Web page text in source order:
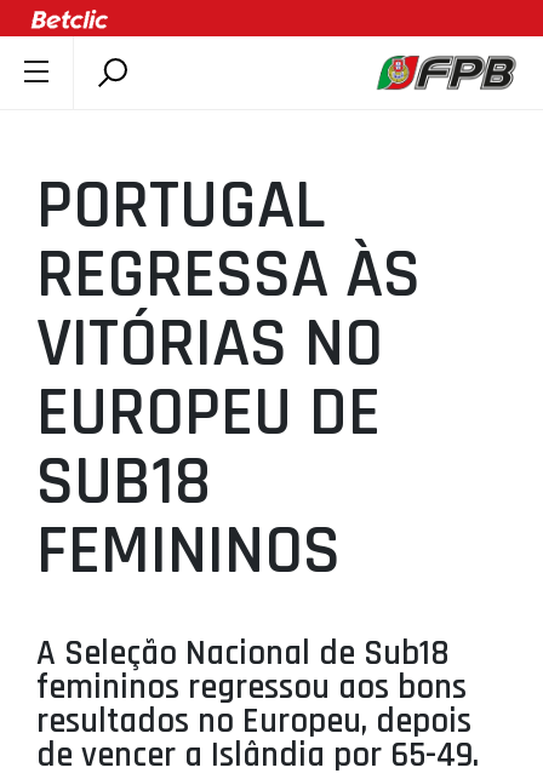
ÚLTIMAS
COMPETIÇÕES
ASSOCIAÇÕES
CLUBES
AGENTES
AGENDA
SELEÇÕES
MINIBASQUETE
ÁREA TÉCNICA
PROJETOS
LIGA BETCLIC FEMININA
PORTUGAL
REGRESSA ÀS
VITÓRIAS NO
EUROPEU DE
SUB18
FEMININOS
A Seleção Nacional de Sub18
femininos regressou aos bons
resultados no Europeu, depois
de vencer a Islândia por 65-49.